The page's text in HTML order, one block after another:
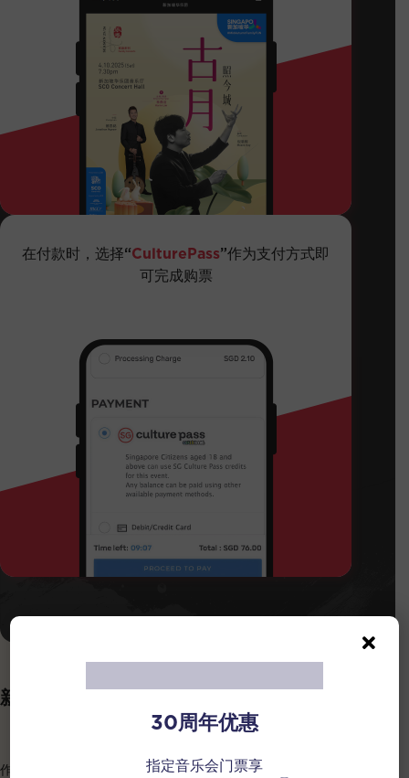
在付款时，选择“CulturePass”作为支付方式即
可完成购票
新加坡文化通行证专属套票优惠
作为“人民的乐团”，新加坡华乐团始终坚信，艺术应当属于每一
30周年优惠
指定音乐会门票享